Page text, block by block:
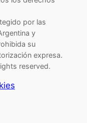
por las
y
su
expresa.
reserved.